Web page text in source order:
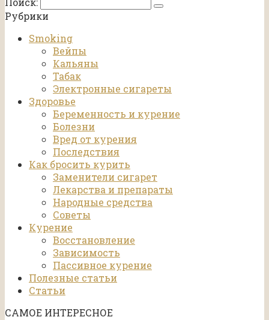
Рубрики
Smoking
Вейпы
Кальяны
Табак
Электронные сигареты
Здоровье
Беременность и курение
Болезни
Вред от курения
Последствия
Как бросить курить
Заменители сигарет
Лекарства и препараты
Народные средства
Советы
Курение
Восстановление
Зависимость
Пассивное курение
Полезные статьи
Статьи
САМОЕ ИНТЕРЕСНОЕ